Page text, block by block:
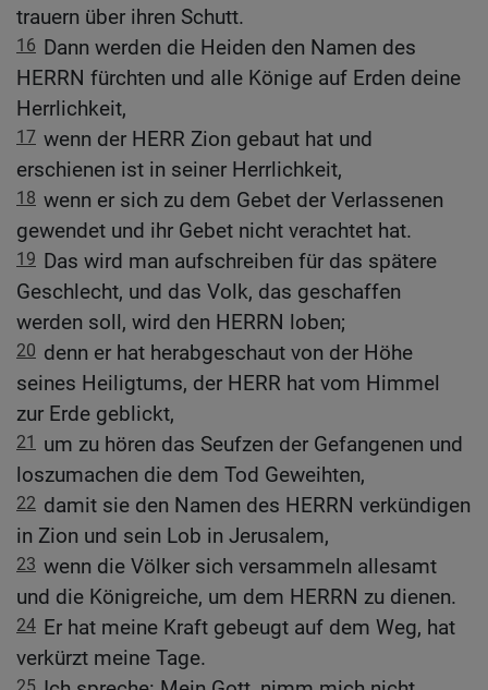
trauern über ihren Schutt.
16 Dann werden die Heiden den Namen des
HERRN fürchten und alle Könige auf Erden deine
Herrlichkeit,
17 wenn der HERR Zion gebaut hat und
erschienen ist in seiner Herrlichkeit,
18 wenn er sich zu dem Gebet der Verlassenen
gewendet und ihr Gebet nicht verachtet hat.
19 Das wird man aufschreiben für das spätere
Geschlecht, und das Volk, das geschaffen
werden soll, wird den HERRN loben;
20 denn er hat herabgeschaut von der Höhe
seines Heiligtums, der HERR hat vom Himmel
zur Erde geblickt,
21 um zu hören das Seufzen der Gefangenen und
loszumachen die dem Tod Geweihten,
22 damit sie den Namen des HERRN verkündigen
in Zion und sein Lob in Jerusalem,
23 wenn die Völker sich versammeln allesamt
und die Königreiche, um dem HERRN zu dienen.
24 Er hat meine Kraft gebeugt auf dem Weg, hat
verkürzt meine Tage.